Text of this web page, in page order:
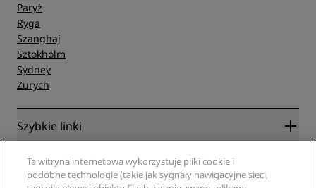
Paryż
Ryga
Szanghaj
Sztokholm
Sydney
Zurych
Szybkie linki
Radisson Rewards
Gwarancja najlepszej ceny online
Specjaliści ds. podróży
Ta witryna internetowa wykorzystuje pliki cookie i
podobne technologie (takie jak sygnały nawigacyjne sieci,